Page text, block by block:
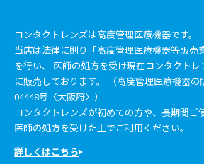
コンタクトレンズは高度管理医療機器です。
当店は法律に則り「高度管理医療機器等販売
を行い、 医師の処方を受け現在コンタクト
に販売しております。 （高度管理医療機器
04448号〈大阪府〉）
コンタクトレンズが初めての方や、長期間ご
医師の処方を受けた上でご利用ください。
詳しくはこちら